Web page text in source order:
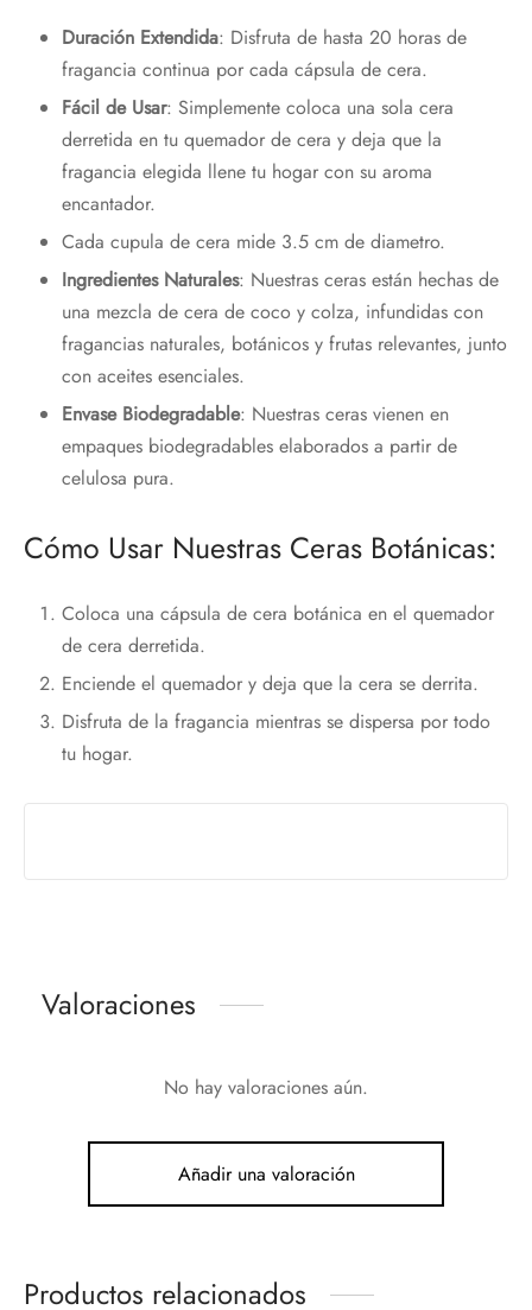
Duración Extendida: Disfruta de hasta 20 horas de
fragancia continua por cada cápsula de cera.
Fácil de Usar: Simplemente coloca una sola cera
derretida en tu quemador de cera y deja que la
fragancia elegida llene tu hogar con su aroma
encantador.
Cada cupula de cera mide 3.5 cm de diametro.
Ingredientes Naturales: Nuestras ceras están hechas de
una mezcla de cera de coco y colza, infundidas con
fragancias naturales, botánicos y frutas relevantes, junto
con aceites esenciales.
Envase Biodegradable: Nuestras ceras vienen en
empaques biodegradables elaborados a partir de
celulosa pura.
Cómo Usar Nuestras Ceras Botánicas:
Coloca una cápsula de cera botánica en el quemador
de cera derretida.
Enciende el quemador y deja que la cera se derrita.
Disfruta de la fragancia mientras se dispersa por todo
tu hogar.
Valoraciones
No hay valoraciones aún.
Añadir una valoración
Productos relacionados